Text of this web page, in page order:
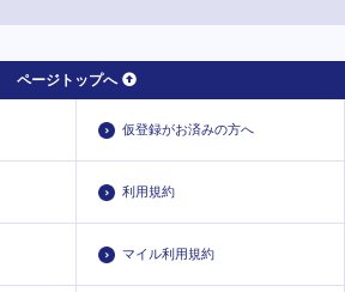
ページトップへ
仮登録がお済みの方へ
利用規約
マイル利用規約